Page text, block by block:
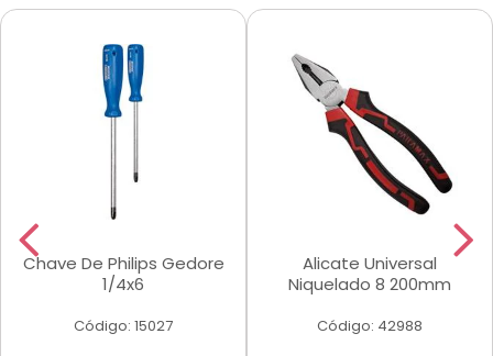
Chave De Philips Gedore
1/4x6
Código: 15027
Alicate Universal
Niquelado 8 200mm
Código: 42988